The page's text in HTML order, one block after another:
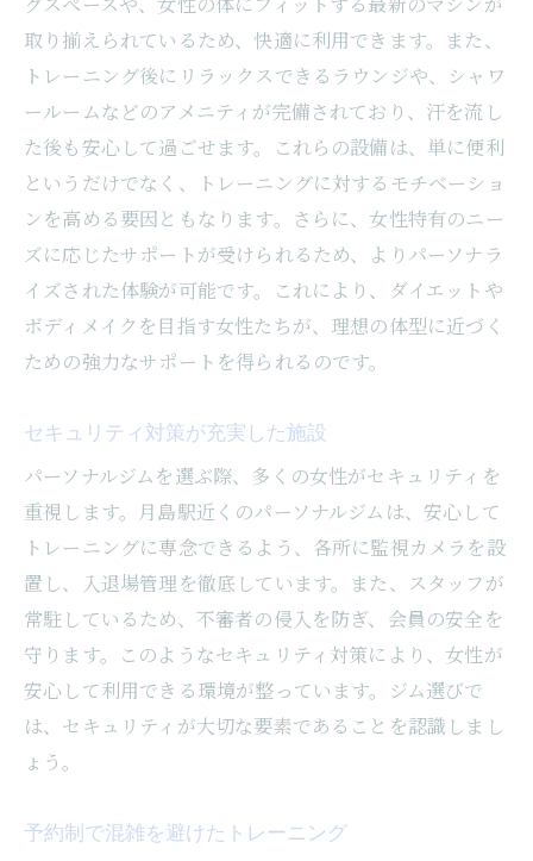
取り揃えられているため、快適に利用できます。また、
トレーニング後にリラックスできるラウンジや、シャワ
ールームなどのアメニティが完備されており、汗を流し
た後も安心して過ごせます。これらの設備は、単に便利
というだけでなく、トレーニングに対するモチベーショ
ンを高める要因ともなります。さらに、女性特有のニー
ズに応じたサポートが受けられるため、よりパーソナラ
イズされた体験が可能です。これにより、ダイエットや
ボディメイクを目指す女性たちが、理想の体型に近づく
ための強力なサポートを得られるのです。
セキュリティ対策が充実した施設
パーソナルジムを選ぶ際、多くの女性がセキュリティを
重視します。月島駅近くのパーソナルジムは、安心して
トレーニングに専念できるよう、各所に監視カメラを設
置し、入退場管理を徹底しています。また、スタッフが
常駐しているため、不審者の侵入を防ぎ、会員の安全を
守ります。このようなセキュリティ対策により、女性が
安心して利用できる環境が整っています。ジム選びで
は、セキュリティが大切な要素であることを認識しまし
ょう。
予約制で混雑を避けたトレーニング